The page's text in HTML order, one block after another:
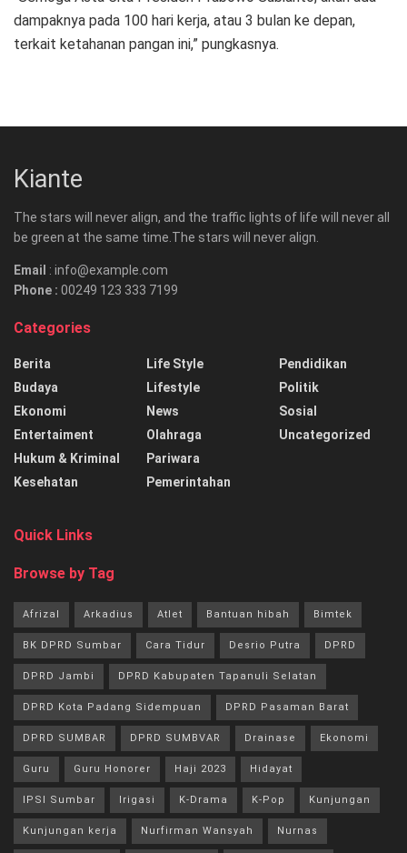
dampaknya pada 100 hari kerja, atau 3 bulan ke depan,
terkait ketahanan pangan ini,” pungkasnya.
Kiante
The stars will never align, and the traffic lights of life will never all
be green at the same time.The stars will never align.
Email : info@example.com
Phone : 00249 123 333 7199
Categories
Berita
Budaya
Ekonomi
Entertaiment
Hukum & Kriminal
Kesehatan
Life Style
Lifestyle
News
Olahraga
Pariwara
Pemerintahan
Pendidikan
Politik
Sosial
Uncategorized
Quick Links
Browse by Tag
Afrizal Arkadius Atlet Bantuan hibah Bimtek
BK DPRD Sumbar Cara Tidur Desrio Putra DPRD
DPRD Jambi DPRD Kabupaten Tapanuli Selatan
DPRD Kota Padang Sidempuan DPRD Pasaman Barat
DPRD SUMBAR DPRD SUMBVAR Drainase Ekonomi
Guru Guru Honorer Haji 2023 Hidayat
IPSI Sumbar Irigasi K-Drama K-Pop Kunjungan
Kunjungan kerja Nurfirman Wansyah Nurnas